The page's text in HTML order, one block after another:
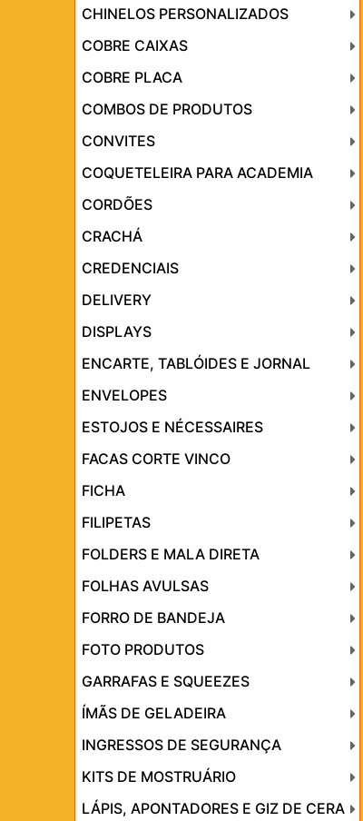
CHINELOS PERSONALIZADOS
COBRE CAIXAS
COBRE PLACA
COMBOS DE PRODUTOS
CONVITES
COQUETELEIRA PARA ACADEMIA
CORDÕES
CRACHÁ
CREDENCIAIS
DELIVERY
DISPLAYS
ENCARTE, TABLÓIDES E JORNAL
ENVELOPES
ESTOJOS E NÉCESSAIRES
FACAS CORTE VINCO
FICHA
FILIPETAS
FOLDERS E MALA DIRETA
FOLHAS AVULSAS
FORRO DE BANDEJA
FOTO PRODUTOS
GARRAFAS E SQUEEZES
ÍMÃS DE GELADEIRA
INGRESSOS DE SEGURANÇA
KITS DE MOSTRUÁRIO
LÁPIS, APONTADORES E GIZ DE CERA